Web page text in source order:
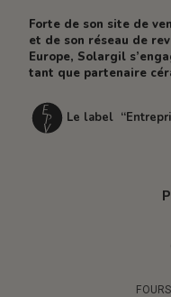
Forte de son site de
et de son réseau de
Europe, Solargil
tant que partenaire
Le label